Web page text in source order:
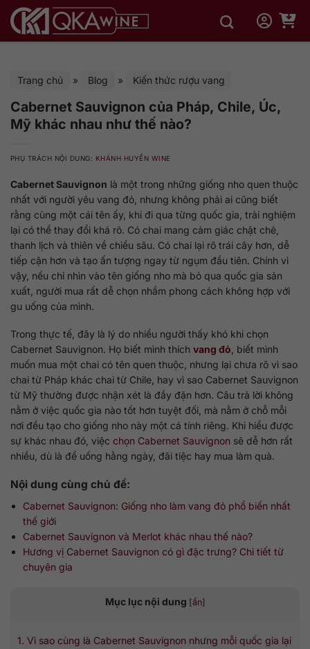
qua
Trang chủ » Blog » Kiến thức rượu vang
Cabernet Sauvignon của Pháp, Chile, Úc,
Mỹ khác nhau như thế nào?
PHỤ TRÁCH NỘI DUNG: KHÁNH HUYỀN WINE
Cabernet Sauvignon là một trong những giống nho quen thuộc
nhất với người yêu vang đỏ, nhưng không phải ai cũng biết
rằng cùng một cái tên ấy, khi đi qua từng quốc gia, trải nghiệm
lại có thể thay đổi khá rõ. Có chai mang cảm giác chặt chẽ,
thanh lịch và thiên về chiều sâu. Có chai lại rõ trái cây hơn, dễ
tiếp cận hơn và tạo ấn tượng ngay từ ngụm đầu tiên. Chính vì
vậy, nếu chỉ nhìn vào tên giống nho mà bỏ qua quốc gia sản
xuất, người mua rất dễ chọn nhầm phong cách không hợp với
gu uống của mình.
Trong thực tế, đây là lý do nhiều người thấy khó khi chọn
Cabernet Sauvignon. Họ biết mình thích vang đỏ , biết mình
muốn mua một chai có tên quen thuộc, nhưng lại chưa rõ vì sao
chai từ Pháp khác chai từ Chile, hay vì sao Cabernet Sauvignon
từ Mỹ thường được nhận xét là đầy đặn hơn. Câu trả lời không
nằm ở việc quốc gia nào tốt hơn tuyệt đối, mà nằm ở chỗ mỗi
nơi đều tạo cho giống nho này một cá tính riêng. Khi hiểu được
sự khác nhau đó, việc chọn Cabernet Sauvignon sẽ dễ hơn rất
nhiều, dù là để uống hằng ngày, đãi tiệc hay mua làm quà.
Nội dung cùng chủ đề:
Cabernet Sauvignon: Giống nho làm vang đỏ phổ biến nhất
thế giới
Cabernet Sauvignon và Merlot khác nhau thế nào?
Hương vị Cabernet Sauvignon có gì đặc trưng? Chi tiết từ
chuyên gia
Mục lục nội dung [ẩn]
1. Vì sao cùng là Cabernet Sauvignon nhưng mỗi quốc gia lại